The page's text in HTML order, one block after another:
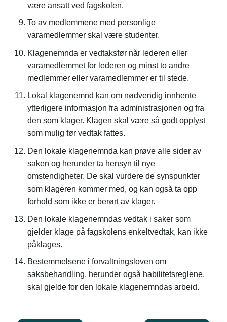
være ansatt ved fagskolen.
To av medlemmene med personlige
varamedlemmer skal være studenter.
Klagenemnda er vedtaksfør når lederen eller
varamedlemmet for lederen og minst to andre
medlemmer eller varamedlemmer er til stede.
Lokal klagenemnd kan om nødvendig innhente
ytterligere informasjon fra administrasjonen og fra
den som klager. Klagen skal være så godt opplyst
som mulig før vedtak fattes.
Den lokale klagenemnda kan prøve alle sider av
saken og herunder ta hensyn til nye
omstendigheter. De skal vurdere de synspunkter
som klageren kommer med, og kan også ta opp
forhold som ikke er berørt av klager.
Den lokale klagenemndas vedtak i saker som
gjelder klage på fagskolens enkeltvedtak, kan ikke
påklages.
Bestemmelsene i forvaltningsloven om
saksbehandling, herunder også habilitetsreglene,
skal gjelde for den lokale klagenemndas arbeid.